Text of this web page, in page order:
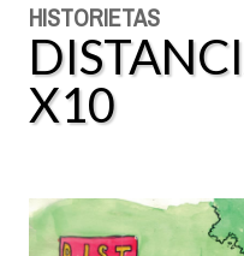
HISTORIETAS
X10